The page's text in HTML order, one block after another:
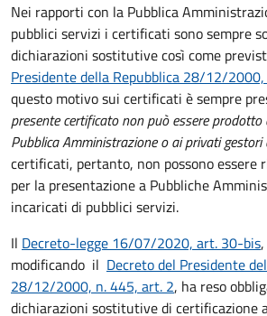
Nei rapporti con la Pubblica
pubblici servizi i certificati sono sempre
dichiarazioni sostitutive così come
Presidente della Repubblica 28/12/
questo motivo sui certificati è sempre
presente certificato non può essere prodotto
Pubblica Amministrazione o ai privati gestori
certificati, pertanto, non possono essere
per la presentazione a Pubbliche
incaricati di pubblici servizi.
Il Decreto-legge 16/07/2020, art. 30-bis,
modificando il Decreto del Presidente
28/12/2000, n. 445, art. 2, ha reso
dichiarazioni sostitutive di certificazione